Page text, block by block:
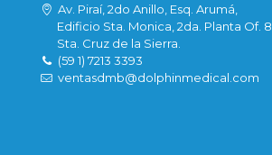
Av. Piraí, 2do Anillo, Esq. Arumá,
Edificio Sta. Monica, 2da. Planta Of. 8
Sta. Cruz de la Sierra.
(59 1) 7213 3393
ventasdmb@dolphinmedical.com